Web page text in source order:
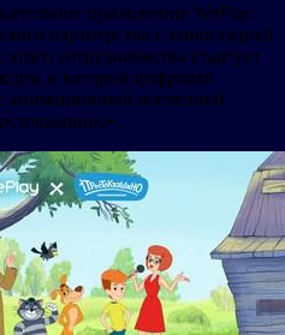
приложение WePlay
партнерства с киностудией
сотрудничества стартует
в которой цифровая
анимационной вселенной